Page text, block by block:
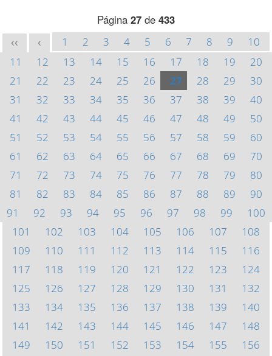
Página 27 de 433
<< < 1 2 3 4 5 6 7 8 9
10
11
12 13 14 15 16 17 18 19
20
21
22 23 24 25 26 27 28 29
30
31
32 33 34 35 36 37 38 39
40
41
42 43 44 45 46 47 48 49
50
51
52 53 54 55 56 57 58 59
60
61
62 63 64 65 66 67 68 69
70
71
72 73 74 75 76 77 78 79
80
81
82 83 84 85 86 87 88 89
90
91
92 93 94 95 96 97 98 99
100
101
102 103 104 105 106 107
108
109
110 111 112 113 114 115
116
117
118 119 120 121 122 123
124
125
126 127 128 129 130 131
132
133
134 135 136 137 138 139
140
141
142 143 144 145 146 147
148
149
150 151 152 153 154 155
156